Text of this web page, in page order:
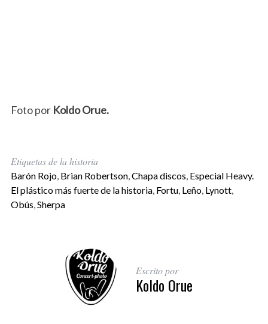
Foto porKoldo Orue.
Etiquetas de la historia
Barón Rojo, Brian Robertson,Chapa discos, Especial Heavy.
El plástico más fuerte de la historia, Fortu, Leño, Lynott,
Obús,Sherpa
Escrito por
Koldo Orue